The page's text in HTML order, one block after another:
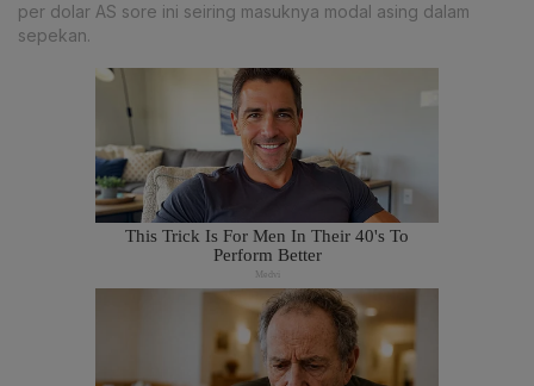
per dolar AS sore ini seiring masuknya modal asing dalam
sepekan.